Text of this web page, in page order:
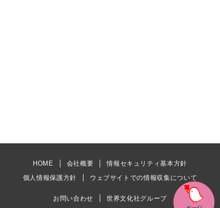
HOME 会社概要
情報セキュリティ基本方針
個人情報保護方針
ウェブサイトでの情報収集について
お問い合わせ 世界文化社グループ